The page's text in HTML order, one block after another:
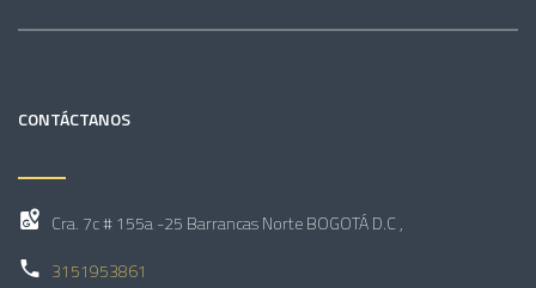
CONTÁCTANOS
Cra. 7c # 155a -25 Barrancas Norte BOGOTÁ D.C ,
3151953861